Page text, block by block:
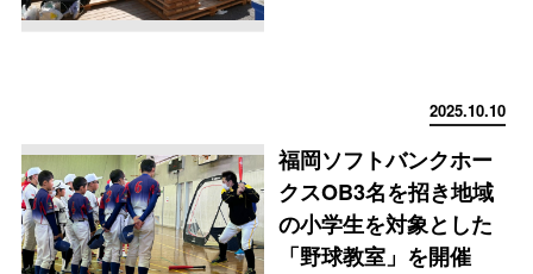
2025.10.10
福岡ソフトバンクホー
クスOB3名を招き地域
の小学生を対象とした
「野球教室」を開催